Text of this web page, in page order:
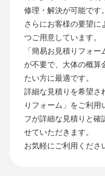
修理・解決が可能です。
さらにお客様の要望
つご用意しています。
「簡易お見積りフォー
が不要で、大体の概算
たい方に最適です。
詳細な見積りを希望さ
りフォーム 」をご利
フが詳細な見積りと確
せていただきます。
お気軽にご利用くださ